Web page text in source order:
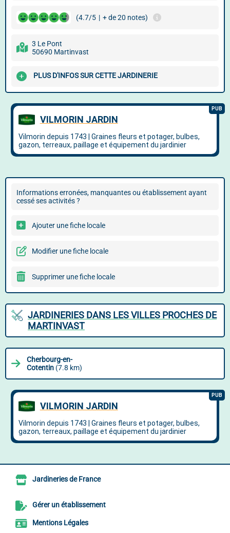
(4.7/5 | + de 20 notes)
3 Le Pont
50690 Martinvast
PLUS D'INFOS SUR CETTE JARDINERIE
Informations erronées, manquantes ou établissement ayant
cessé ses activités ?
Ajouter une fiche locale
Modifier une fiche locale
Supprimer une fiche locale
JARDINERIES DANS LES VILLES PROCHES DE
MARTINVAST
Cherbourg-en-
Cotentin (7.8 km)
Jardineries de France
Gérer un établissement
Mentions Légales